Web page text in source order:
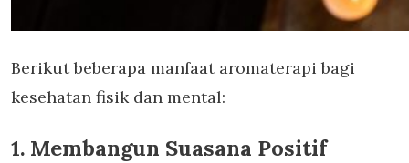
Berikut beberapa manfaat aromaterapibagi
kesehatan fisik dan mental:
1. Membangun Suasana Positif